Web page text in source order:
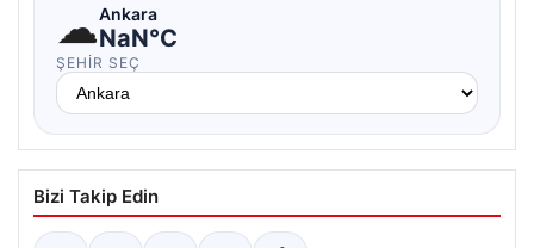
☁Ankara
NaN°C
ŞEHIR SEÇ
Bizi Takip Edin